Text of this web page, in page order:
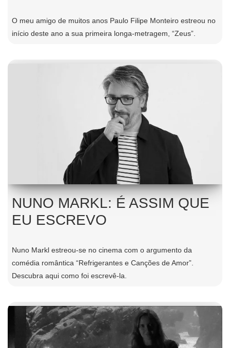
O meu amigo de muitos anos Paulo Filipe Monteiro estreou no
início deste ano a sua primeira longa-metragem, “Zeus”.
NUNO MARKL: É ASSIM QUE
EU ESCREVO
Nuno Markl estreou-se no cinema com o argumento da
comédia romântica “Refrigerantes e Canções de Amor”.
Descubra aqui como foi escrevê-la.